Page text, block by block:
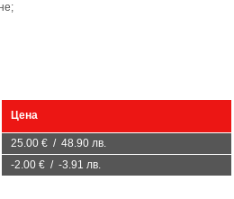
Цена
25.00 € / 48.90 лв.
-2.00 € / -3.91 лв.